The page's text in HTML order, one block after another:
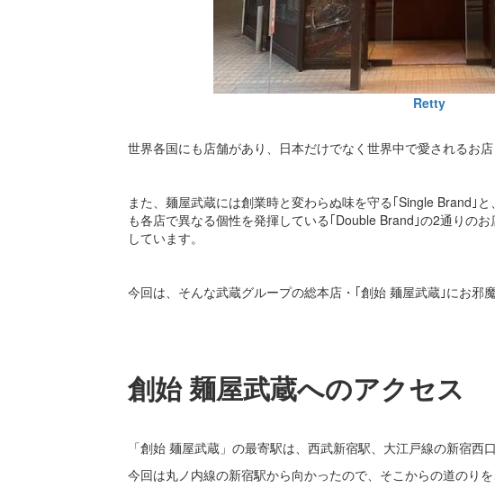
Retty
世界各国にも店舗があり、日本だけでなく世界中で愛されるお店
また、麺屋武蔵には創業時と変わらぬ味を守る｢Single Brand｣
も各店で異なる個性を発揮している｢Double Brand｣の2通りの
しています。
今回は、そんな武蔵グループの総本店・｢創始 麺屋武蔵｣にお邪
創始 麺屋武蔵へのアクセス
「創始 麺屋武蔵」の最寄駅は、西武新宿駅、大江戸線の新宿西
今回は丸ノ内線の新宿駅から向かったので、そこからの道のりを